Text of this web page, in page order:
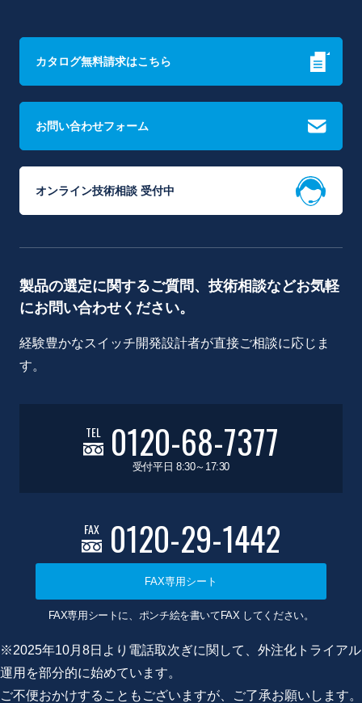
カタログ無料請求はこちら
お問い合わせフォーム
オンライン技術相談 受付中
製品の選定に関するご質問、技術相談などお気軽
にお問い合わせください。
経験豊かなスイッチ開発設計者が直接ご相談に応じま
す。
TEL 0120-68-7377
受付平日 8:30～17:30
FAX 0120-29-1442
FAX専用シート
FAX専用シートに、ポンチ絵を書いてFAX してください。
※2025年10月8日より電話取次ぎに関して、外注化トライアル
運用を部分的に始めています。
ご不便おかけすることもございますが、ご了承お願いします。